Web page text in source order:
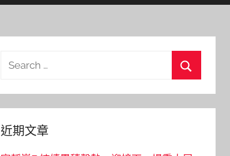
Search
近期文章